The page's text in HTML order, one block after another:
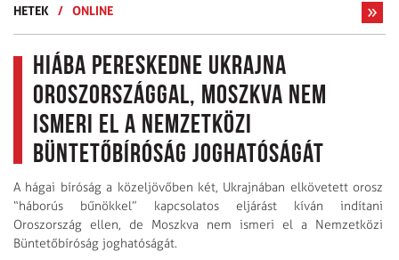
HETEK
/ ONLINE
Hiába pereskedne Ukrajna
Oroszországgal, Moszkva nem
ismeri el a Nemzetközi
Büntetőbíróság joghatóságát
A hágai bíróság a közeljövőben két, Ukrajnában elkövetett orosz
“háborús bűnökkel” kapcsolatos eljárást kíván indítani
Oroszország ellen, de Moszkva nem ismeri el a Nemzetközi
Büntetőbíróság joghatóságát.